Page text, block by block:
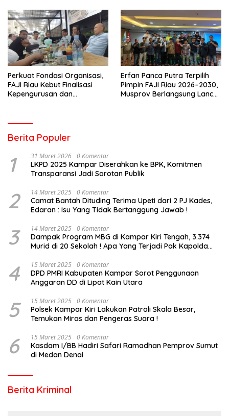
Perkuat Fondasi Organisasi,
FAJI Riau Kebut Finalisasi
Kepengurusan dan
Erfan Panca Putra Terpilih
Pimpin FAJI Riau 2026–2030,
Musprov Berlangsung Lancar
Berita Populer
1 31 Maret 2026 0 Komentar
LKPD 2025 Kampar Diserahkan ke BPK, Komitmen
Transparansi Jadi Sorotan Publik
2 14 Maret 2025 0 Komentar
Camat Bantah Dituding Terima Upeti dari 2 PJ Kades,
Edaran : Isu Yang Tidak Bertanggung Jawab !
3 14 Maret 2025 0 Komentar
Dampak Program MBG di Kampar Kiri Tengah, 3.374
Murid di 20 Sekolah ! Apa Yang Terjadi Pak Kapolda
4 15 Maret 2025 0 Komentar
DPD PMRI Kabupaten Kampar Sorot Penggunaan
Anggaran DD di Lipat Kain Utara
5 15 Maret 2025 0 Komentar
Polsek Kampar Kiri Lakukan Patroli Skala Besar,
Temukan Miras dan Pengeras Suara !
6 15 Maret 2025 0 Komentar
Kasdam I/BB Hadiri Safari Ramadhan Pemprov Sumut
di Medan Denai
Berita Kriminal